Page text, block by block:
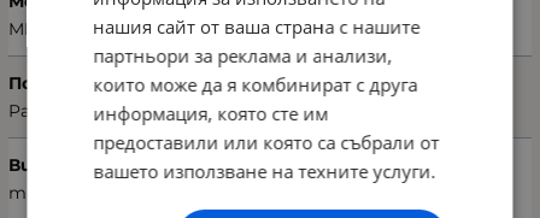
MERCEDES
Подвид
Parlak Marmo
Вид
трапезна
нашия сайт от ваша страна с нашите
партньори за реклама и анализи,
които може да я комбинират с друга
информация, която сте им
предоставили или която са събрали от
вашето използване на техните услуги.